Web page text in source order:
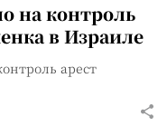
на контроль
в Израиле
арест